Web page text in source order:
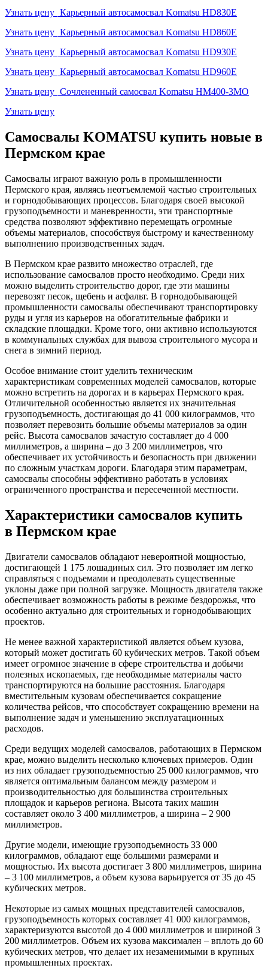
Узнать цену Карьерный автосамосвал Komatsu HD830E
Узнать цену Карьерный автосамосвал Komatsu HD860E
Узнать цену Карьерный автосамосвал Komatsu HD930E
Узнать цену Карьерный автосамосвал Komatsu HD960E
Узнать цену Сочлененный самосвал Komatsu HM400-3MO
Узнать цену
Самосвалы KOMATSU купить новые в
Пермском крае
Самосвалы играют важную роль в промышленности
Пермского края, являясь неотъемлемой частью строительных
и горнодобывающих процессов. Благодаря своей высокой
грузоподъемности и маневренности, эти транспортные
средства позволяют эффективно перемещать огромные
объемы материалов, способствуя быстрому и качественному
выполнению производственных задач.
В Пермском крае развито множество отраслей, где
использование самосвалов просто необходимо. Среди них
можно выделить строительство дорог, где эти машины
перевозят песок, щебень и асфальт. В горнодобывающей
промышленности самосвалы обеспечивают транспортировку
руды и угля из карьеров на обогатительные фабрики и
складские площадки. Кроме того, они активно используются
в коммунальных службах для вывоза строительного мусора и
снега в зимний период.
Особое внимание стоит уделить техническим
характеристикам современных моделей самосвалов, которые
можно встретить на дорогах и в карьерах Пермского края.
Отличительной особенностью является их значительная
грузоподъемность, достигающая до 41 000 килограммов, что
позволяет перевозить большие объемы материалов за один
рейс. Высота самосвалов зачастую составляет до 4 000
миллиметров, а ширина – до 3 200 миллиметров, что
обеспечивает их устойчивость и безопасность при движении
по сложным участкам дороги. Благодаря этим параметрам,
самосвалы способны эффективно работать в условиях
ограниченного пространства и пересеченной местности.
Характеристики самосвалов купить
в Пермском крае
Двигатели самосвалов обладают невероятной мощностью,
достигающей 1 175 лошадиных сил. Это позволяет им легко
справляться с подъемами и преодолевать существенные
уклоны даже при полной загрузке. Мощность двигателя также
обеспечивает возможность работы в режиме бездорожья, что
особенно актуально для строительных и горнодобывающих
проектов.
Не менее важной характеристикой является объем кузова,
который может достигать 60 кубических метров. Такой объем
имеет огромное значение в сфере строительства и добычи
полезных ископаемых, где необходимые материалы часто
транспортируются на большие расстояния. Благодаря
вместительным кузовам обеспечивается сокращение
количества рейсов, что способствует сокращению времени на
выполнение задач и уменьшению эксплуатационных
расходов.
Среди ведущих моделей самосвалов, работающих в Пермском
крае, можно выделить несколько ключевых примеров. Один
из них обладает грузоподъемностью 25 000 килограммов, что
является оптимальным балансом между размером и
производительностью для большинства строительных
площадок и карьеров региона. Высота таких машин
составляет около 3 400 миллиметров, а ширина – 2 900
миллиметров.
Другие модели, имеющие грузоподъемность 33 000
килограммов, обладают еще большими размерами и
мощностью. Их высота достигает 3 800 миллиметров, ширина
– 3 100 миллиметров, а объем кузова варьируется от 35 до 45
кубических метров.
Некоторые из самых мощных представителей самосвалов,
грузоподъемность которых составляет 41 000 килограммов,
характеризуются высотой до 4 000 миллиметров и шириной 3
200 миллиметров. Объем их кузова максимален – вплоть до 60
кубических метров, что делает их незаменимыми в крупных
промышленных проектах.